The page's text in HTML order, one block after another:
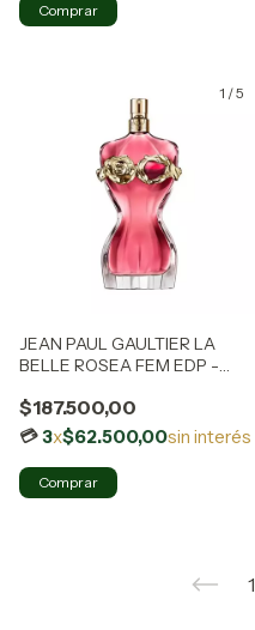
Comprar
1 /5
JEAN PAUL GAULTIER LA
BELLE ROSEA FEM EDP -
$187.500,00
3x$62.500,00sin interés
1